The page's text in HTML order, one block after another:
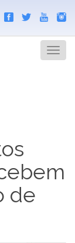
Menu
de